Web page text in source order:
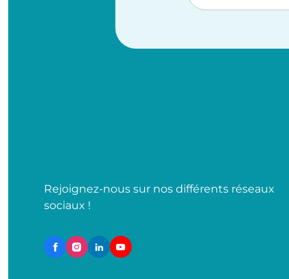
Rejoignez-nous sur nos différents réseaux
sociaux !